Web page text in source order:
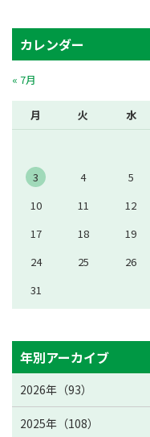
カレンダー
月 火 水
3
4 5
10
11 12
17
18 19
24
25 26
31
« 7月
年別アーカイブ
2026年（93）
2025年（108）